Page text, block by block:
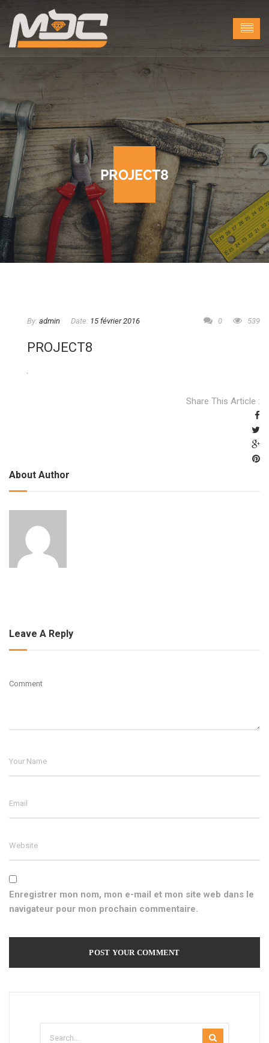
PROJECT8
By: admin Date: 15 février 2016 0 539
PROJECT8
Share This Article :
About Author
Leave A Reply
Enregistrer mon nom, mon e-mail et mon site web dans le
navigateur pour mon prochain commentaire.